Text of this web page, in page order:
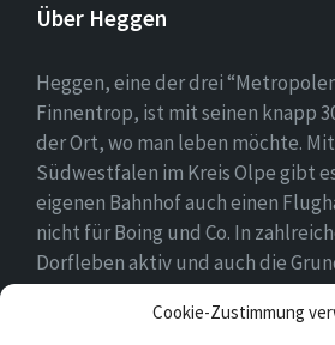
Cookie-Zustimmung
Über Heggen
Heggen, eine der drei
Finnentrop, ist mit seinen knapp
der Ort, wo man leben möchte.
Südwestfalen im Kreis Olpe gibt
eigenen Bahnhof auch einen
nicht für Boing und Co. In
Dorfleben aktiv und auch die
eine Schule und zwei